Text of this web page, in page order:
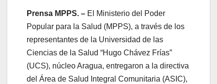
Prensa MPPS. – El Ministerio del Poder
Popular para la Salud (MPPS), a través de los
representantes de la Universidad de las
Ciencias de la Salud “Hugo Chávez Frías”
(UCS), núcleo Aragua, entregaron a la directiva
del Área de Salud Integral Comunitaria (ASIC),